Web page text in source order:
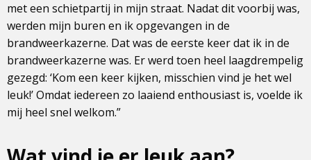
met een schietpartij in mijn straat. Nadat dit voorbij was,
werden mijn buren en ik opgevangen in de
brandweerkazerne. Dat was de eerste keer dat ik in de
brandweerkazerne was. Er werd toen heel laagdrempelig
gezegd: ‘Kom een keer kijken, misschien vind je het wel
leuk!’ Omdat iedereen zo laaiend enthousiast is, voelde ik
mij heel snel welkom.”